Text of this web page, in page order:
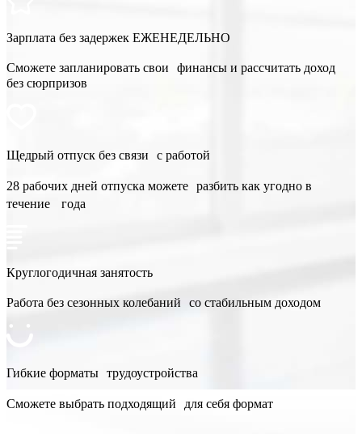
Зарплата без задержек ЕЖЕНЕДЕЛЬНО
Сможете запланировать свои финансы и рассчитать доход
без сюрпризов
Щедрый отпуск без связи с работой
28 рабочих дней отпуска можете разбить как угодно в
течение года
Круглогодичная занятость
Работа без сезонных колебаний со стабильным доходом
Гибкие форматы трудоустройства
Сможете выбрать подходящий для себя формат